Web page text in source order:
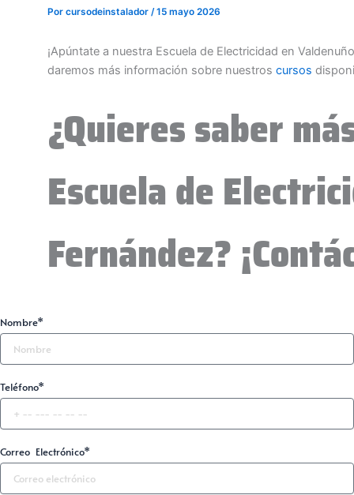
Por cursodeinstalador /15 mayo 2026
¡Apúntate a nuestra Escuela de Electricidad en
daremos más información sobre nuestros cursos
¿Quieres saber
Escuela de
Fernández?
Nombre*
Teléfono*
Correo Electrónico*